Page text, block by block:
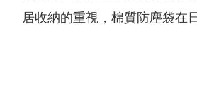
居收納的重視，棉質防塵袋在